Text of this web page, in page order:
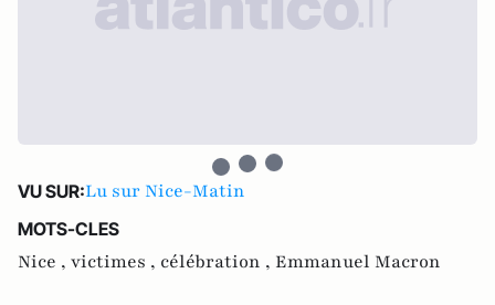
VU SUR:Lu sur Nice-Matin
MOTS-CLES
Nice , victimes , célébration , Emmanuel Macron